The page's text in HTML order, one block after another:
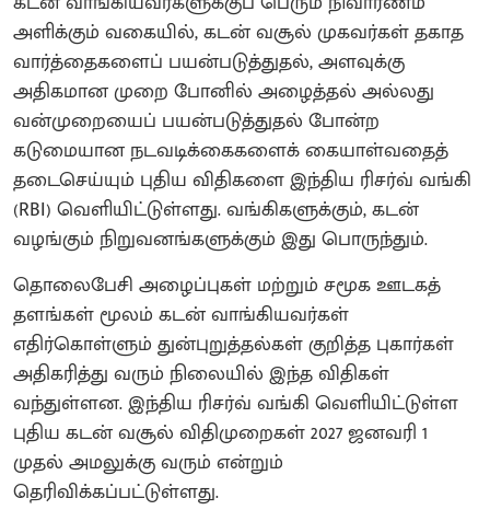
அளிக்கும் வகையில், கடன் வசூல் முகவர்கள் தகாத
வார்த்தைகளைப் பயன்படுத்துதல், அளவுக்கு
அதிகமான முறை போனில் அழைத்தல் அல்லது
வன்முறையைப் பயன்படுத்துதல் போன்ற
கடுமையான நடவடிக்கைகளைக் கையாள்வதைத்
தடைசெய்யும் புதிய விதிகளை இந்திய ரிசர்வ் வங்கி
(RBI) வெளியிட்டுள்ளது. வங்கிகளுக்கும், கடன்
வழங்கும் நிறுவனங்களுக்கும் இது பொருந்தும்.
தொலைபேசி அழைப்புகள் மற்றும் சமூக ஊடகத்
தளங்கள் மூலம் கடன் வாங்கியவர்கள்
எதிர்கொள்ளும் துன்புறுத்தல்கள் குறித்த புகார்கள்
அதிகரித்து வரும் நிலையில் இந்த விதிகள்
வந்துள்ளன. இந்திய ரிசர்வ் வங்கி வெளியிட்டுள்ள
புதிய கடன் வசூல் விதிமுறைகள் 2027 ஜனவரி 1
முதல் அமலுக்கு வரும் என்றும்
தெரிவிக்கப்பட்டுள்ளது.